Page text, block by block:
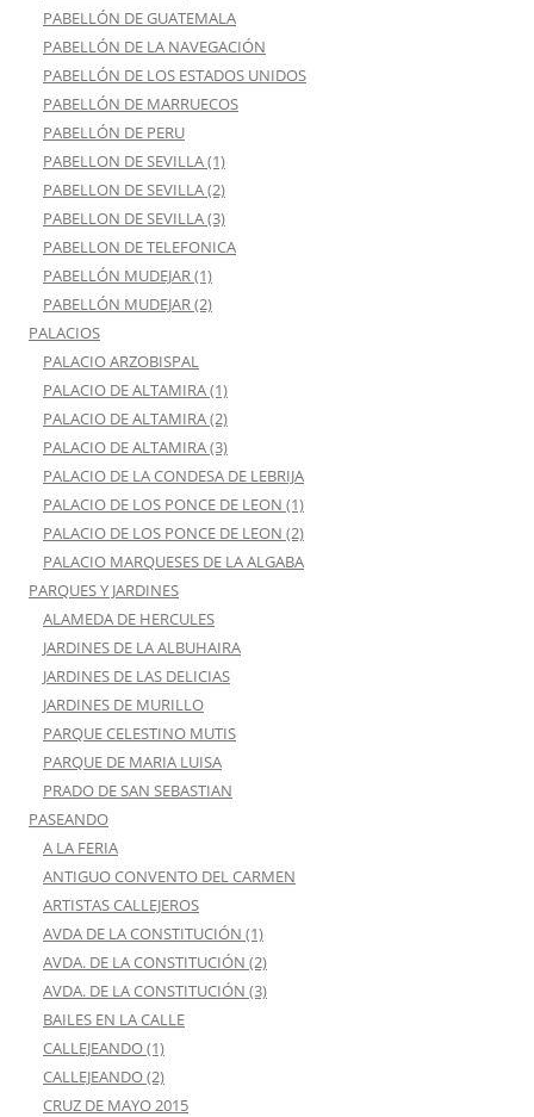
PABELLÓN DE GUATEMALA
PABELLÓN DE LA NAVEGACIÓN
PABELLÓN DE LOS ESTADOS UNIDOS
PABELLÓN DE MARRUECOS
PABELLÓN DE PERU
PABELLON DE SEVILLA (1)
PABELLON DE SEVILLA (2)
PABELLON DE SEVILLA (3)
PABELLON DE TELEFONICA
PABELLÓN MUDEJAR (1)
PABELLÓN MUDEJAR (2)
PALACIOS
PALACIO ARZOBISPAL
PALACIO DE ALTAMIRA (1)
PALACIO DE ALTAMIRA (2)
PALACIO DE ALTAMIRA (3)
PALACIO DE LA CONDESA DE LEBRIJA
PALACIO DE LOS PONCE DE LEON (1)
PALACIO DE LOS PONCE DE LEON (2)
PALACIO MARQUESES DE LA ALGABA
PARQUES Y JARDINES
ALAMEDA DE HERCULES
JARDINES DE LA ALBUHAIRA
JARDINES DE LAS DELICIAS
JARDINES DE MURILLO
PARQUE CELESTINO MUTIS
PARQUE DE MARIA LUISA
PRADO DE SAN SEBASTIAN
PASEANDO
A LA FERIA
ANTIGUO CONVENTO DEL CARMEN
ARTISTAS CALLEJEROS
AVDA DE LA CONSTITUCIÓN (1)
AVDA. DE LA CONSTITUCIÓN (2)
AVDA. DE LA CONSTITUCIÓN (3)
BAILES EN LA CALLE
CALLEJEANDO (1)
CALLEJEANDO (2)
CRUZ DE MAYO 2015